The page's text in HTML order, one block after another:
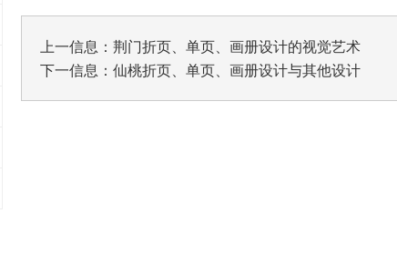
上一信息： 荆门折页、单页、画册设计的视觉艺术
下一信息： 仙桃折页、单页、画册设计与其他设计